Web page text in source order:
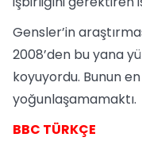
Gensler’in
2008’den bu yana
koyuyordu. Bunun
yoğunlaşamamaktı.
BBC TÜRKÇE